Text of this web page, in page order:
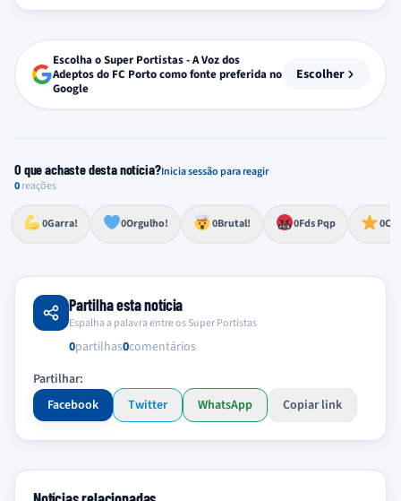
Escolha o Super Portistas - A Voz dos
Adeptos do FC Porto como fonte preferida no
Google
Escolher
O que achaste desta notícia?Inicia sessão para reagir
0reações
0Garra!
Esforço, determinação, aprovação forte
0Orgulho!
Lealdade, amor clubístico, sentimento profundo
0Brutal!
Impressionante, chocante, de grande impacto 0Fds Pqp
Reação de desespero, raiva, frustração ou espanto extremo 0
Excelência, destaque, o melhor
Partilha esta notícia
Espalha a palavra entre os Super Portistas
0partilhas0comentários
Partilhar:
Facebook
Twitter WhatsApp Copiar link